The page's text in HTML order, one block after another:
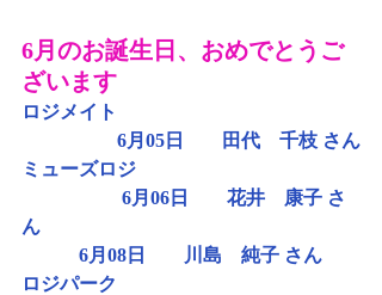
6月のお誕生日、おめでとうご
ざいます
ロジメイト
6月05日　　田代　千枝 さん
ミューズロジ
ん
            6月08日　　川島　純子 さん
ロジパーク